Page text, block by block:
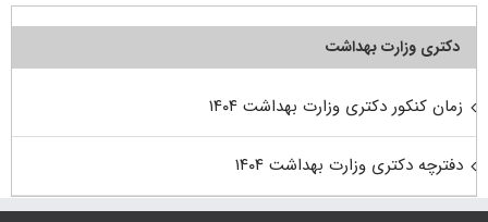
دکتری وزارت بهداشت
زمان کنکور دکتری وزارت بهداشت ۱۴۰۴
دفترچه دکتری وزارت بهداشت ۱۴۰۴